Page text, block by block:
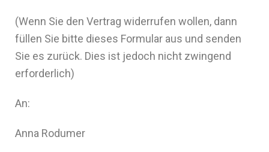
(Wenn Sie den Vertrag widerrufen wollen, dann
füllen Sie bitte dieses Formular aus und senden
Sie es zurück. Dies ist jedoch nicht zwingend
erforderlich)
An:
Anna Rodumer